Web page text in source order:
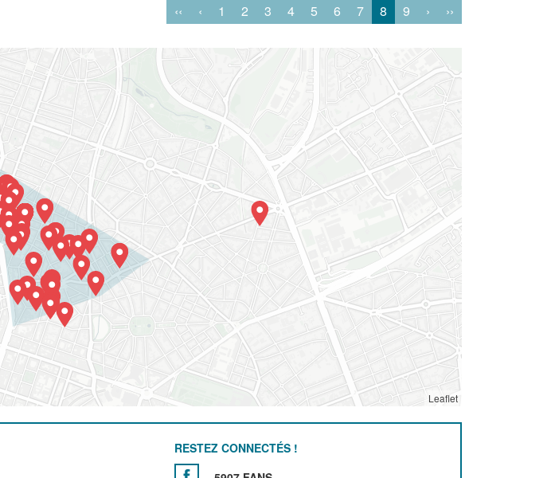
‹‹ ‹ 1 2 3 4 5 6 7 8 9 › ››
Leaflet
RESTEZ CONNECTÉS !